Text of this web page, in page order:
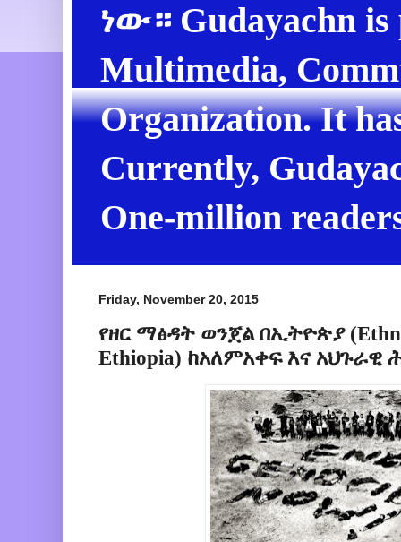
ነው። Gudayachn is
Multimedia,
Organization. It
Currently,
One-million
Friday, November 20, 2015
የዘር ማፅዳት ወንጀል በኢትዮጵያ
Ethiopia) ከአለምአቀፍ እና አህጉራዊ